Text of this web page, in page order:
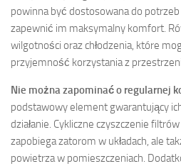
powinna być dostosowana do
zapewnić im maksymalny komfort.
wilgotności oraz chłodzenia, które
przyjemność korzystania z
Nie można zapominać o regularnej
podstawowy element gwarantujący
działanie. Cykliczne czyszczenie
zapobiega zatorom w układach, ale
powietrza w pomieszczeniach.